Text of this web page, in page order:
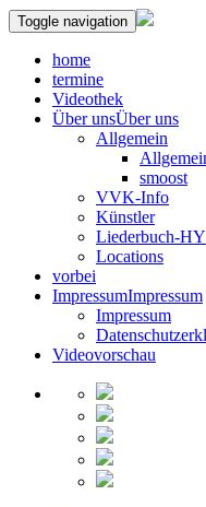
Toggle navigation
home
termine
Videothek
Über unsÜber uns
Allgemein
smoost
VVK-Info
Künstler
Liederbuch-
Locations
vorbei
ImpressumImpressum
Impressum
Videovorschau